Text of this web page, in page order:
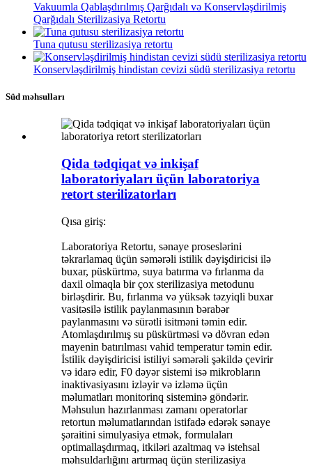
Vakuumla Qablaşdırılmış Qarğıdalı və Konservləşdirilmiş
Qarğıdalı Sterilizasiya Retortu
Tuna qutusu sterilizasiya retortu
Konservləşdirilmiş hindistan cevizi südü sterilizasiya retortu
Süd məhsulları
Qida tədqiqat və inkişaf
laboratoriyaları üçün laboratoriya
retort sterilizatorları
Qısa giriş:
Laboratoriya Retortu, sənaye proseslərini
təkrarlamaq üçün səmərəli istilik dəyişdiricisi ilə
buxar, püskürtmə, suya batırma və fırlanma da
daxil olmaqla bir çox sterilizasiya metodunu
birləşdirir. Bu, fırlanma və yüksək təzyiqli buxar
vasitəsilə istilik paylanmasının bərabər
paylanmasını və sürətli isitməni təmin edir.
Atomlaşdırılmış su püskürtməsi və dövran edən
mayenin batırılması vahid temperatur təmin edir.
İstilik dəyişdiricisi istiliyi səmərəli şəkildə çevirir
və idarə edir, F0 dəyər sistemi isə mikrobların
inaktivasiyasını izləyir və izləmə üçün
məlumatları monitorinq sisteminə göndərir.
Məhsulun hazırlanması zamanı operatorlar
retortun məlumatlarından istifadə edərək sənaye
şəraitini simulyasiya etmək, formulaları
optimallaşdırmaq, itkiləri azaltmaq və istehsal
məhsuldarlığını artırmaq üçün sterilizasiya